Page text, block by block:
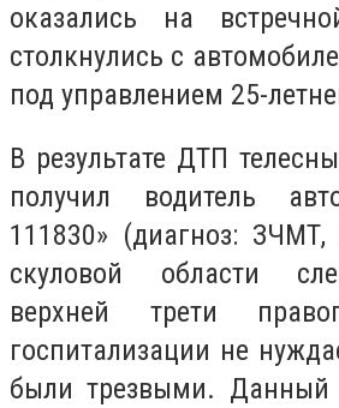
оказались на
столкнулись с
под управлением 25-
В результате ДТП
получил водитель
111830» (диагноз:
скуловой области
верхней трети
госпитализации не
были трезвыми. Данный